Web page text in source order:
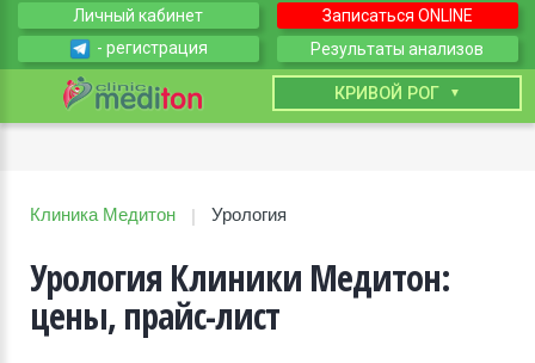
Личный кабинет
- регистрация
Записаться ONLINE
Результаты анализов
КРИВОЙ РОГ
Клиника Медитон | Урология
Урология Клиники Медитон:
цены, прайс-лист